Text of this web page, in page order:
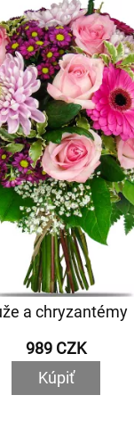
a chryzantémy
989 CZK
Kúpiť